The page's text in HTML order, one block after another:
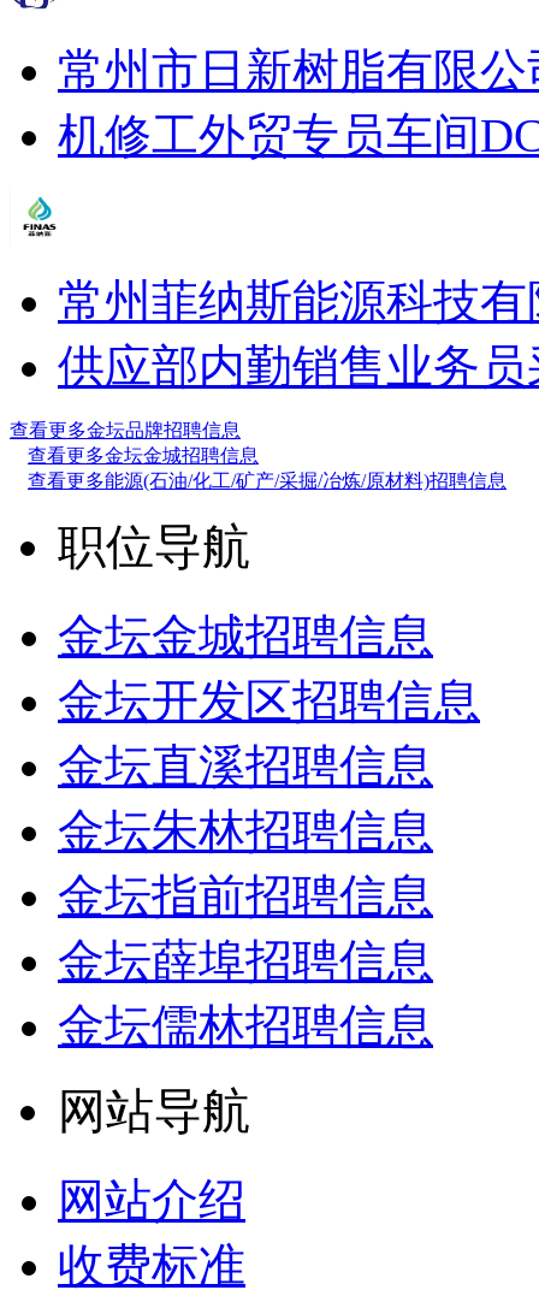
常州市日新树脂有限公
机修工外贸专员车间
常州菲纳斯能源科技
供应部内勤销售业务员
查看更多金坛品牌招聘信息
查看更多金坛金城招聘信息
查看更多能源(石油/化工/矿产/采掘/冶炼/原材料)招聘信息
职位导航
金坛金城招聘信息
金坛开发区招聘信息
金坛直溪招聘信息
金坛朱林招聘信息
金坛指前招聘信息
金坛薛埠招聘信息
金坛儒林招聘信息
网站导航
网站介绍
收费标准